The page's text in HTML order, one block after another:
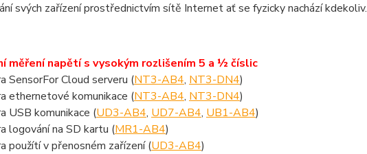
svých zařízení prostřednictvím sítě Internet ať se fyzicky nachází kdekoliv.
měření napětí s vysokým rozlišením 5 a ½ číslic
SensorFor Cloud serveru (NT3-AB4, NT3-DN4)
ethernetové komunikace (NT3-AB4, NT3-DN4)
USB komunikace (UD3-AB4, UD7-AB4, UB1-AB4)
logování na SD kartu (MR1-AB4)
použítí v přenosném zařízení (UD3-AB4)